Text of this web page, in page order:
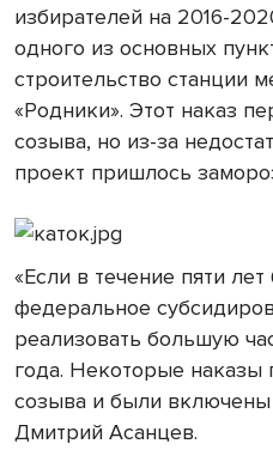
избирателей на 2016-
одного из основных
строительство станции
«Родники». Этот наказ
созыва, но из-за
проект пришлось
«Если в течение пяти
федеральное
реализовать большую
года. Некоторые
созыва и были
Дмитрий Асанцев.